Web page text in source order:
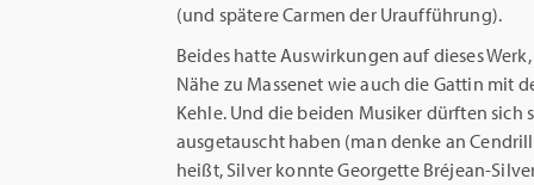
(und spätere Carmen der Uraufführung).
Beides hatte Auswirkungen auf dieses
Nähe zu Massenet wie auch die Gattin mit
Kehle. Und die beiden Musiker dürften sich
ausgetauscht haben (man denke an
heißt, Silver konnte Georgette Bréjean-